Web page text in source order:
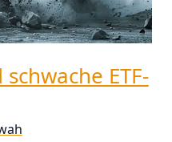
ETF-